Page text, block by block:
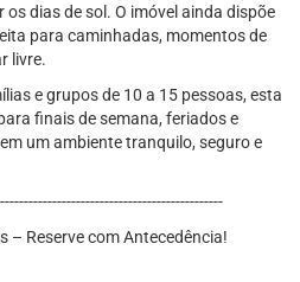
dias de sol. O imóvel ainda dispõe
para caminhadas, momentos de
livre.
e grupos de 10 a 15 pessoas, esta
finais de semana, feriados e
um ambiente tranquilo, seguro e
– Reserve com Antecedência!